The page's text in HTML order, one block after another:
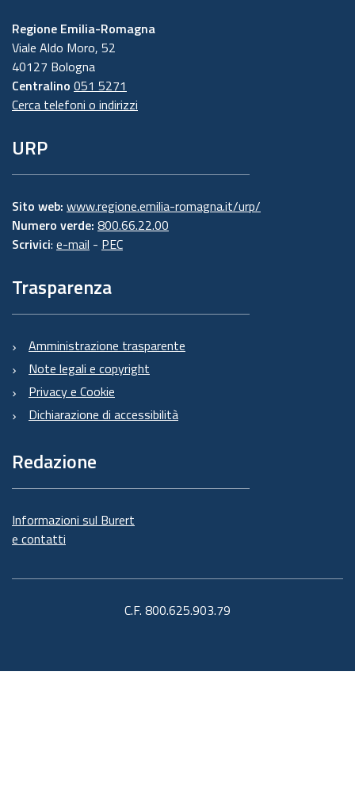
Regione Emilia-Romagna
Viale Aldo Moro, 52
40127 Bologna
Centralino 051 5271
Cerca telefoni o indirizzi
URP
Sito web: www.regione.emilia-romagna.it/urp/
Numero verde: 800.66.22.00
Scrivici: e-mail - PEC
Trasparenza
Amministrazione trasparente
Note legali e copyright
Privacy e Cookie
Dichiarazione di accessibilità
Redazione
Informazioni sul Burert
e contatti
C.F. 800.625.903.79